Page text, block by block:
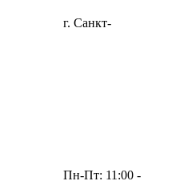
г. Санкт-
Пн-Пт: 11:00 -